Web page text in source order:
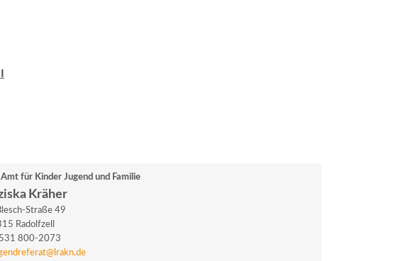
für Kinder Jugend und Familie
Kräher
Straße 49
Radolfzell
800-2073